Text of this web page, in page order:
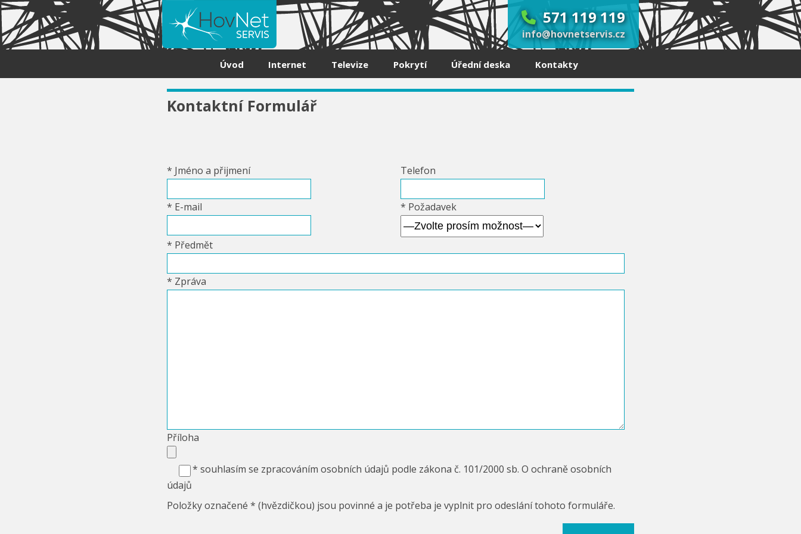
571 119 119
info@hovnetservis.cz
Úvod Internet Televize Pokrytí Úřední deska Kontakty
Kontaktní Formulář
* Jméno a přijmení
* E-mail
Telefon
* Požadavek
* Předmět
* Zpráva
Příloha
* souhlasím se zpracováním osobních údajů podle zákona č. 101/2000 sb. O ochraně osobních
údajů
Položky označené * (hvězdičkou) jsou povinné a je potřeba je vyplnit pro odeslání tohoto formuláře.